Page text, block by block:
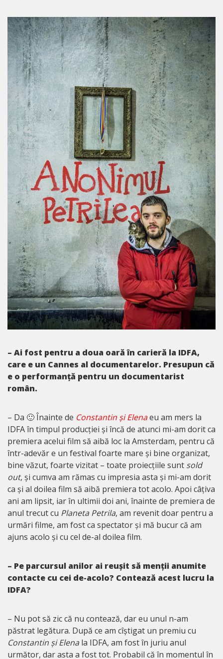
– Ai fost pentru a doua oară în carieră la IDFA,
care e un Cannes al documentarelor. Presupun că
e o performanță pentru un documentarist
român.
– Da 🙂 Înainte de Constantin și Elenaeu am mers la
IDFA în timpul producției și încă de atunci mi-am dorit ca
premiera acelui film să aibă loc la Amsterdam, pentru că
într-adevăr e un festival foarte mare și bine organizat,
bine văzut, foarte vizitat – toate proiecțiile sunt sold
out, și cumva am rămas cu impresia asta și mi-am dorit
ca și al doilea film să aibă premiera tot acolo. Apoi câțiva
ani am lipsit, iar în ultimii doi ani, înainte de premiera de
anul trecut cu Planeta Petrila, am revenit doar pentru a
urmări filme, am fost ca spectator și mă bucur că am
ajuns acolo și cu cel de-al doilea film.
– Pe parcursul anilor ai reușit să menții anumite
contacte cu cei de-acolo? Contează acest lucru la
IDFA?
– Nu pot să zic că nu contează, dar eu unul n-am
păstrat legătura. După ce am cîștigat un premiu cu
Constantin și Elena la IDFA, am fost în juriu anul
următor, dar asta a fost tot. Probabil că în momentul în